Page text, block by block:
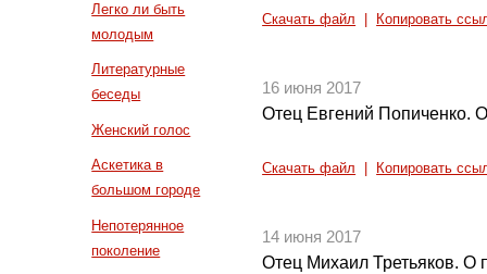
Легко ли быть
молодым
Литературные
беседы
Женский голос
Аскетика в
большом городе
Непотерянное
поколение
Скачать файл Копировать
16 июня 2017
Отец Евгений Попиченко.
Скачать файл Копировать
14 июня 2017
Отец Михаил Третьяков. О